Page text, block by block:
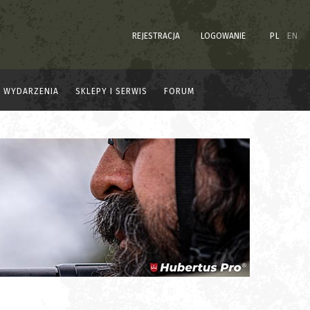
REJESTRACJA LOGOWANIE PL EN
WYDARZENIA SKLEPY I SERWIS FORUM